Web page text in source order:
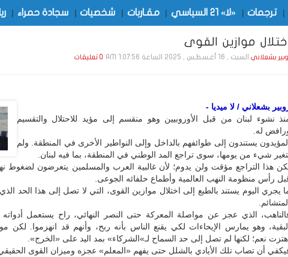
| ترجمات | «لا» 21 السياسي | مقـاربات | شخصيات | سجادة حمراء |
اختلال موازين القوى
بشعلانيالسبت , 16 أغـسـطـس , 2025 الساعة 1:07:56 AM 0 تعليقات
بشعلاني / لا ميديا -
نشوء لبنان من قبل الأوروبيين وهو منقسم إلى مؤيد للاحتلال والتقسيم
له.
يستندون إلى طوائفهم بالداخل وإلى النواطير الأخرى في المنطقة. ولم
شيء من يومها، سوى تراجع المد الوطني في المنطقة، بما فيه لبنان.
هذا التراجع مؤقت ولن يدوم؛ لأن غالبية العرب والمسلمين يتعرضون لضغوط
رأس منظومة النهب العالمية وأطماع حلفائه الجوعى.
يجري اليوم يستند بالطبع إلى اختلال موازين القوى، التي لا تصل إلى هذا الحد
الذي عجز عن مواصلة المعركة حتى النصر النهائي، راح يستعمل أدواته
وهو يمارس الإيحاءات لكي يقنع الناس بأنه ربح، وأنهم قد انهزموا. لكن
نعم؛ لكنها لم تصل إلى حد السماح لـ»الشركاء» بمد اليد على «الخرج».
أن تصاب تلك الأيادي بالشلل حتى يفهم «المعلم» عجزه وميزان القوى